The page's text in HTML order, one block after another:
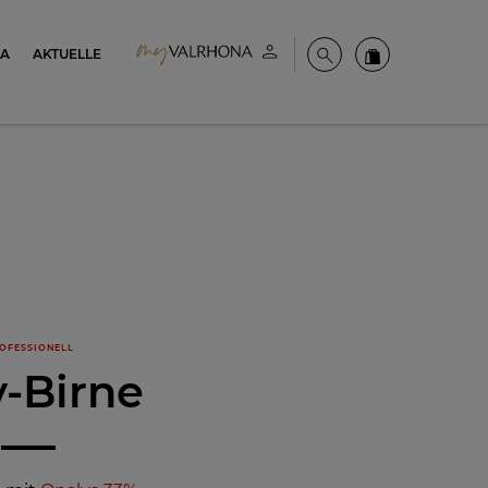
Mein konto SucheValrhona
AKTUELLE
Birne